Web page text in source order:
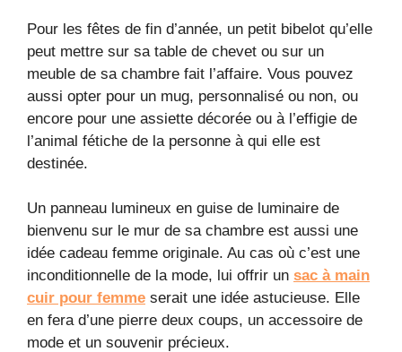
Pour les fêtes de fin d’année, un petit bibelot qu’elle
peut mettre sur sa table de chevet ou sur un
meuble de sa chambre fait l’affaire. Vous pouvez
aussi opter pour un mug, personnalisé ou non, ou
encore pour une assiette décorée ou à l’effigie de
l’animal fétiche de la personne à qui elle est
destinée.
Un panneau lumineux en guise de luminaire de
bienvenu sur le mur de sa chambre est aussi une
idée cadeau femme originale. Au cas où c’est une
inconditionnelle de la mode, lui offrir un sac à main
cuir pour femme serait une idée astucieuse. Elle
en fera d’une pierre deux coups, un accessoire de
mode et un souvenir précieux.